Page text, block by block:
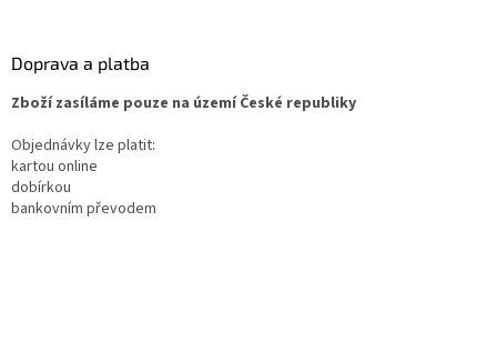
Doprava a platba
Zboží zasíláme pouze na území České republiky
Objednávky lze platit:
kartou online
dobírkou
bankovním převodem